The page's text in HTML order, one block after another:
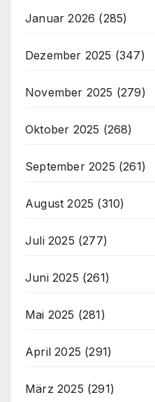
Januar 2026 (285)
Dezember 2025 (347)
November 2025 (279)
Oktober 2025 (268)
September 2025 (261)
August 2025 (310)
Juli 2025 (277)
Juni 2025 (261)
Mai 2025 (281)
April 2025 (291)
März 2025 (291)